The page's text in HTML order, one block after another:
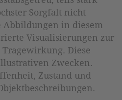
Sorgfalt nicht
in diesem
Visualisierungen zur
Diese
Zwecken.
Zustand und